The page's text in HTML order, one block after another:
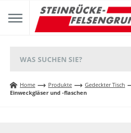
Home Produkte Gedeckter Tisch
Einweckgläser und -flaschen